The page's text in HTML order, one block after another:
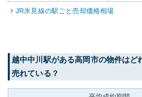
JR氷見線の駅ごと売却価格相場
越中中川駅がある高岡市の物件はど
売れている？